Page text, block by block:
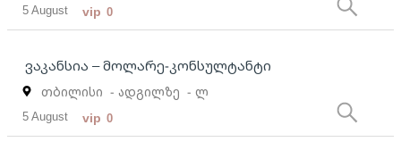
5 August vip 0
ვაკანსია – მოლარე-კონსულტანტი
თბილისი - ადგილზე - ლ
5 August vip 0